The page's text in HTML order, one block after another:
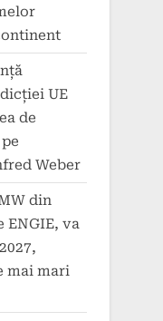
UE
de
Weber
din
ENGIE, va
mai mari